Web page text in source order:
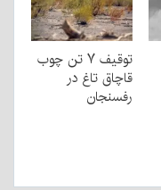
توقیف ۷ تن چوب
قاچاق تاغ در
رفسنجان